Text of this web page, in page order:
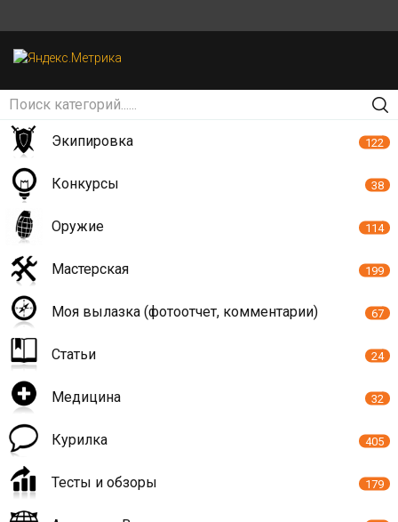
Экипировка 122
Конкурсы 38
Оружие 114
Мастерская 199
Моя вылазка (фотоотчет, комментарии) 67
Статьи 24
Медицина 32
Курилка 405
Тесты и обзоры 179